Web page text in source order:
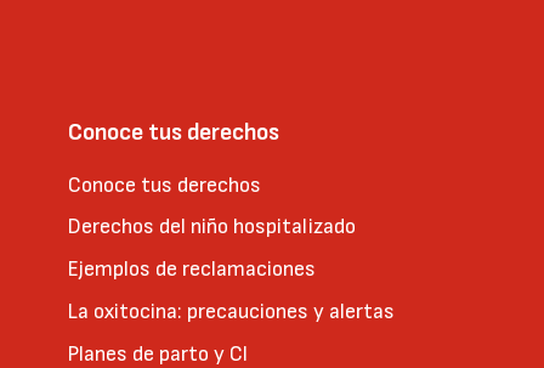
Conoce tus derechos
Conoce tus derechos
Derechos del niño hospitalizado
Ejemplos de reclamaciones
La oxitocina: precauciones y alertas
Planes de parto y CI